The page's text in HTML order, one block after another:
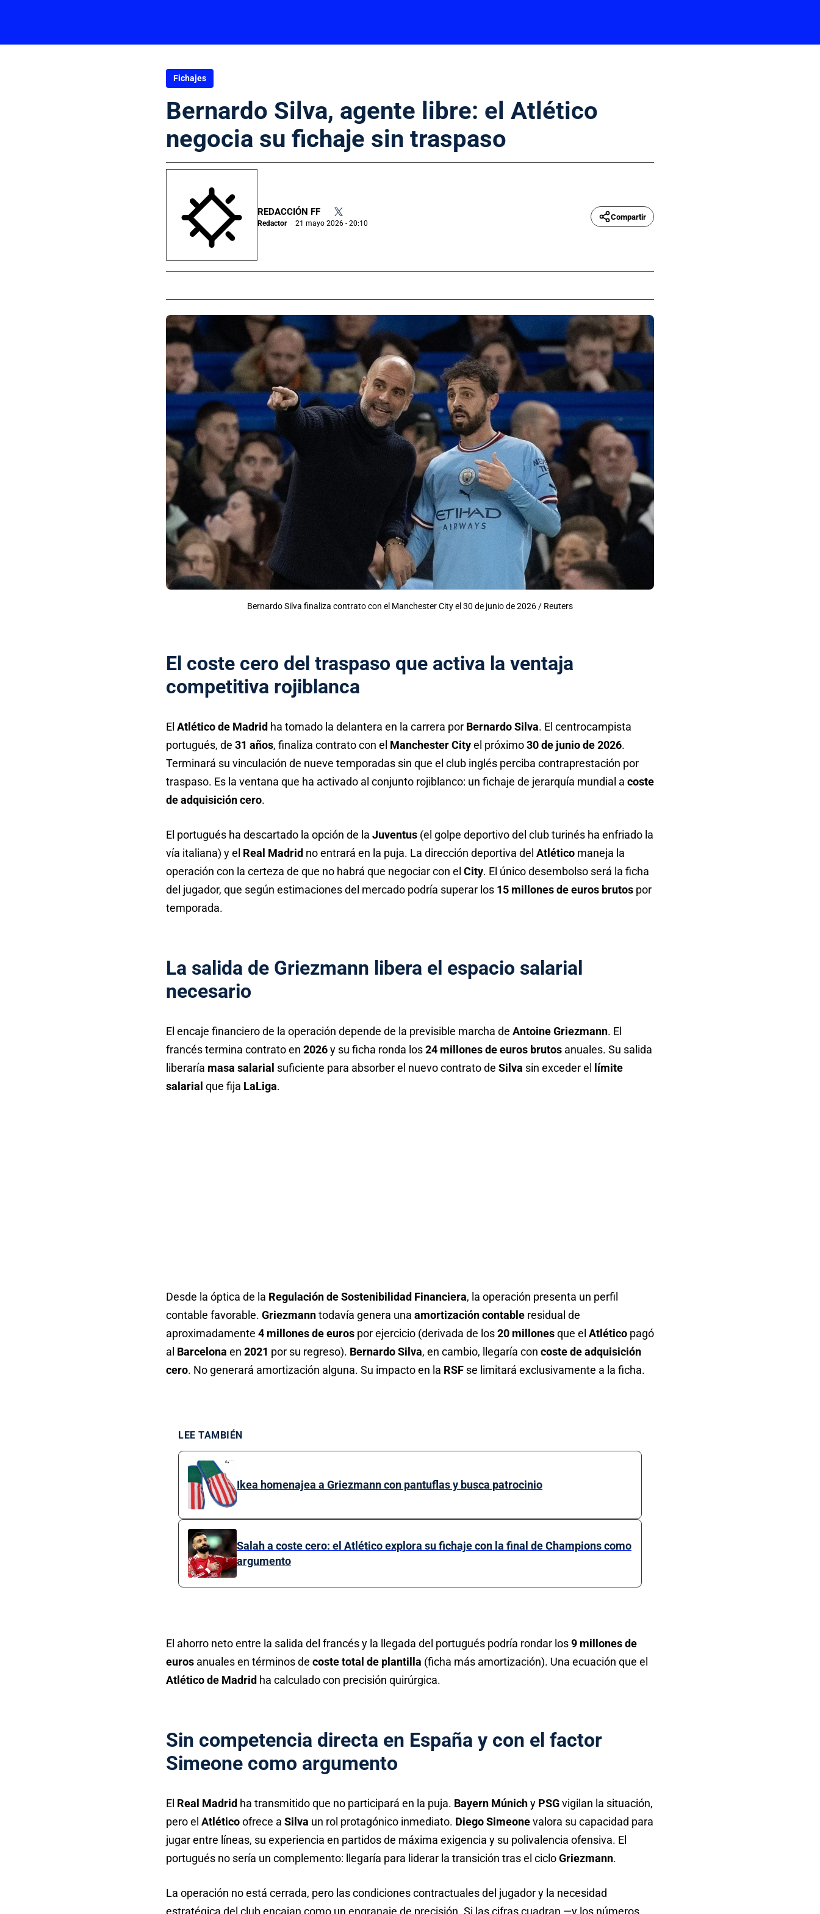
Fichajes
Bernardo Silva, agente libre: el Atlético
negocia su fichaje sin traspaso
REDACCIÓN FF
Redactor 21 mayo 2026 - 20:10
Compartir
Bernardo Silva finaliza contrato con el Manchester City el 30 de junio de 2026 / Reuters
El coste cero del traspaso que activa la ventaja
competitiva rojiblanca
El Atlético de Madrid ha tomado la delantera en la carrera por Bernardo Silva. El centrocampista
portugués, de 31 años, finaliza contrato con el Manchester Cityel próximo30 de junio de 2026.
Terminará su vinculación de nueve temporadas sin que el club inglés perciba contraprestación por
traspaso. Es la ventana que ha activado al conjunto rojiblanco: un fichaje de jerarquía mundial a coste
de adquisición cero.
El portugués ha descartado la opción de la Juventus (el golpe deportivo del club turinés ha enfriado la
vía italiana) y el Real Madrid no entrará en la puja. La dirección deportiva del Atlético maneja la
operación con la certeza de que no habrá que negociar con el City. El único desembolso será la ficha
del jugador, que según estimaciones del mercado podría superar los 15 millones de euros brutos por
temporada.
La salida de Griezmann libera el espacio salarial
necesario
El encaje financiero de la operación depende de la previsible marcha de Antoine Griezmann. El
francés termina contrato en 2026y su ficha ronda los24 millones de euros brutos anuales. Su salida
liberaría masa salarial suficiente para absorber el nuevo contrato de Silva sin exceder el límite
salarial que fija LaLiga.
Desde la óptica de la Regulación de Sostenibilidad Financiera, la operación presenta un perfil
contable favorable. Griezmanntodavía genera una amortización contable residual de
aproximadamente 4 millones de euros por ejercicio (derivada de los20 millonesque el Atlético pagó
al Barcelona en 2021 por su regreso). Bernardo Silva, en cambio, llegaría con coste de adquisición
cero. No generará amortización alguna. Su impacto en la RSF se limitará exclusivamente a la ficha.
LEE TAMBIÉN
Ikea homenajea a Griezmann con pantuflas y busca patrocinio
Salah a coste cero: el Atlético explora su fichaje con la final de Champions como
argumento
El ahorro neto entre la salida del francés y la llegada del portugués podría rondar los9 millones de
euros anuales en términos de coste total de plantilla (ficha más amortización). Una ecuación que el
Atlético de Madrid ha calculado con precisión quirúrgica.
Sin competencia directa en España y con el factor
Simeone como argumento
El Real Madrid ha transmitido que no participará en la puja. Bayern Múnichy PSGvigilan la situación,
pero el Atléticoofrece a Silva un rol protagónico inmediato. Diego Simeonevalora su capacidad para
jugar entre líneas, su experiencia en partidos de máxima exigencia y su polivalencia ofensiva. El
portugués no sería un complemento: llegaría para liderar la transición tras el cicloGriezmann.
La operación no está cerrada, pero las condiciones contractuales del jugador y la necesidad
estratégica del club encajan como un engranaje de precisión. Si las cifras cuadran —y los números